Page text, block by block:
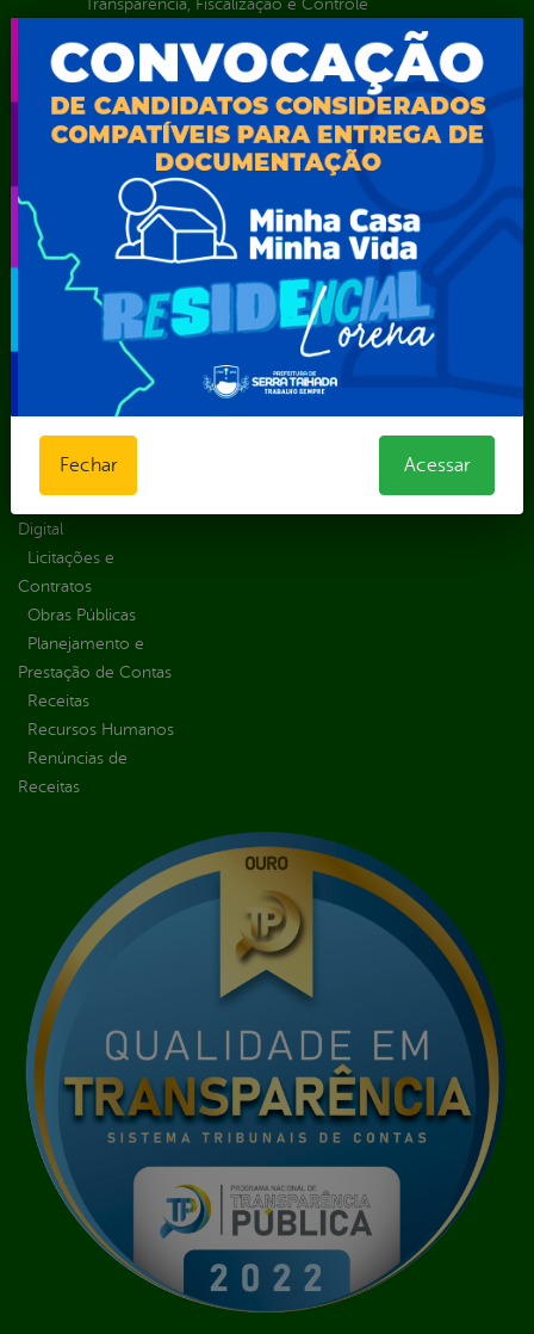
Transparência, Fiscalização e Controle
Portal da
Transparência
Educação
Atos normativos
Central de Dúvidas
Convênios e
Transferências
Despesas
Estrutura
Organizacional
Inicio
LGPD e Governo
Digital
Licitações e
Contratos
Obras Públicas
Planejamento e
Prestação de Contas
Receitas
Recursos Humanos
Renúncias de
Receitas
E-sic
Como
solicitar
Consulte sua
Decretos
Estatísticas
Prazos e
autoridades
Sic Físico
Solicitar
Outros
Serviços
Carta de
Ferramenta de
Autenticidade
Ouvidoria
Portal Aldir
Blanc
Transporte
Fechar Acessar